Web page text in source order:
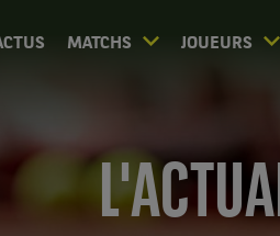
MATCHS JOUEURS